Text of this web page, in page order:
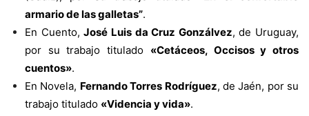
armario de las galletas”.
En Cuento,José Luis da Cruz Gonzálvez, de Uruguay,
por su trabajo titulado «Cetáceos, Occisos y otros
cuentos».
En Novela, Fernando Torres Rodríguez, de Jaén, por su
trabajo titulado «Videncia y vida».